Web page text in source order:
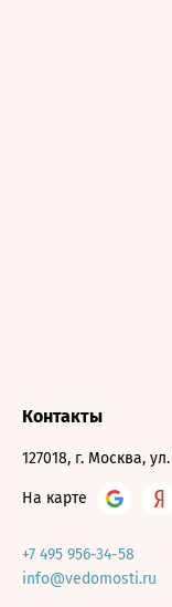
Контакты
127018, г. Москва,
На карте
+7 495 956-34-58
info@vedomosti.ru